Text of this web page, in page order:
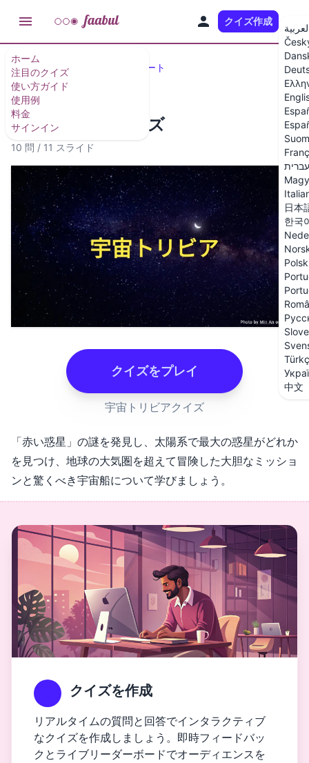
ホーム
注目のクイズ
使い方ガイド
使用例
料金
サインイン
クイズ作成
עברית
日本
한국
中文
注目のクイズとクイズテンプレート
宇宙トリビアクイズ
10 問 / 11 スライド
クイズをプレイ
宇宙トリビアクイズ
「赤い惑星」の謎を発見し、太陽系で最大の惑星がどれか
を見つけ、地球の大気圏を超えて冒険した大胆なミッショ
ンと驚くべき宇宙船について学びましょう。
クイズを作成
リアルタイムの質問と回答でインタラクティブ
なクイズを作成しましょう。即時フィードバッ
クとライブリーダーボードでオーディエンスを